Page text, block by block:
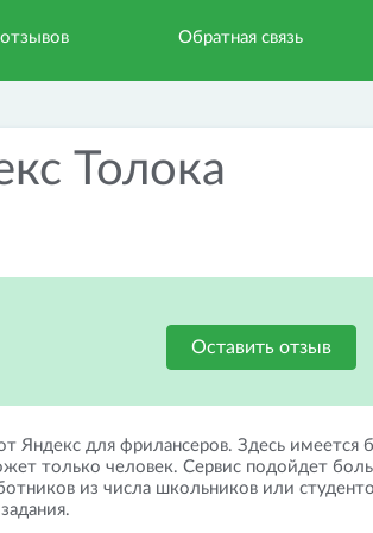
Обратная связь
Толока
Оставить отзыв
Яндекс для фрилансеров. Здесь имеется
только человек. Сервис подойдет
из числа школьников или